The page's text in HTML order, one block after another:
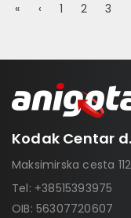
« ‹ 1 2 3
Kodak Centar
Maksimirska cesta
Tel: +38515393975
OIB: 56307720607